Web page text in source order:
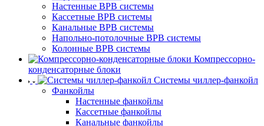
Настенные ВРВ системы
Кассетные ВРВ системы
Канальные ВРВ системы
Напольно-потолочные ВРВ системы
Колонные ВРВ системы
Компрессорно-
конденсаторные блоки
Системы чиллер-фанкойл
Фанкойлы
Настенные фанкойлы
Кассетные фанкойлы
Канальные фанкойлы